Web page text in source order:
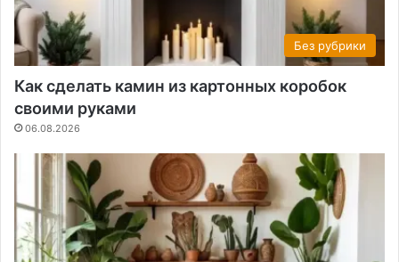
Без рубрики
Как сделать камин из картонных коробок
своими руками
06.08.2026